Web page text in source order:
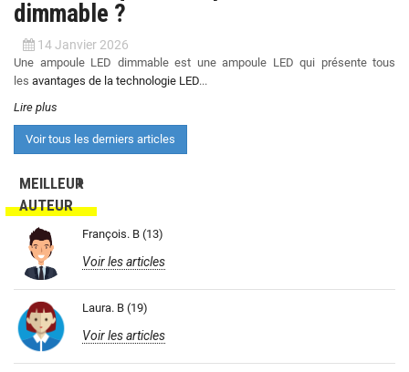
dimmable ?
14 Janvier 2026
Une ampoule LED dimmable est une ampoule LED qui présente tous
les avantages de la technologie LED...
Lire plus
Voir tous les derniers articles
MEILLEUR
AUTEUR
François. B (13)
Voir les articles
Laura. B (19)
Voir les articles